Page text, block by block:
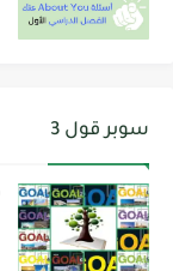
سوبر قول 3